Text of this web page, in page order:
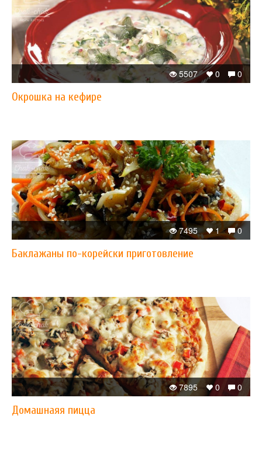
0
0
5507
Окрошка на кефире
0
1
7495
Баклажаны по-корейски приготовление
0
0
7895
Домашнаяя пицца